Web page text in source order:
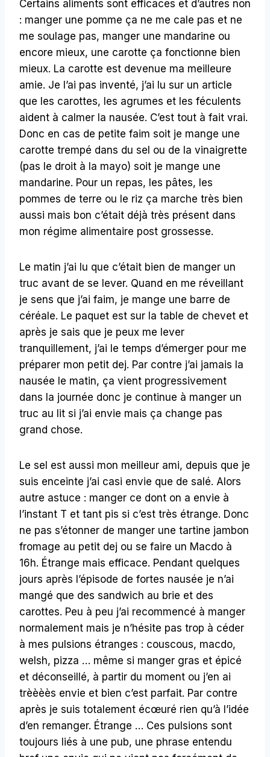
Certains aliments sont efficaces et d’autres non
: manger une pomme ça ne me cale pas et ne
me soulage pas, manger une mandarine ou
encore mieux, une carotte ça fonctionne bien
mieux. La carotte est devenue ma meilleure
amie. Je l’ai pas inventé, j’ai lu sur un article
que les carottes, les agrumes et les féculents
aident à calmer la nausée. C’est tout à fait vrai.
Donc en cas de petite faim soit je mange une
carotte trempé dans du sel ou de la vinaigrette
(pas le droit à la mayo) soit je mange une
mandarine. Pour un repas, les pâtes, les
pommes de terre ou le riz ça marche très bien
aussi mais bon c’était déjà très présent dans
mon régime alimentaire post grossesse.
Le matin j’ai lu que c’était bien de manger un
truc avant de se lever. Quand en me réveillant
je sens que j’ai faim, je mange une barre de
céréale. Le paquet est sur la table de chevet et
après je sais que je peux me lever
tranquillement, j’ai le temps d’émerger pour me
préparer mon petit dej. Par contre j’ai jamais la
nausée le matin, ça vient progressivement
dans la journée donc je continue à manger un
truc au lit si j’ai envie mais ça change pas
grand chose.
Le sel est aussi mon meilleur ami, depuis que je
suis enceinte j’ai casi envie que de salé. Alors
autre astuce : manger ce dont on a envie à
l’instant T et tant pis si c’est très étrange. Donc
ne pas s’étonner de manger une tartine jambon
fromage au petit dej ou se faire un Macdo à
16h. Étrange mais efficace. Pendant quelques
jours après l’épisode de fortes nausée je n’ai
mangé que des sandwich au brie et des
carottes. Peu à peu j’ai recommencé à manger
normalement mais je n’hésite pas trop à céder
à mes pulsions étranges : couscous, macdo,
welsh, pizza … même si manger gras et épicé
et déconseillé, à partir du moment ou j’en ai
trèèèès envie et bien c’est parfait. Par contre
après je suis totalement écœuré rien qu’à l’idée
d’en remanger. Étrange … Ces pulsions sont
toujours liés à une pub, une phrase entendu